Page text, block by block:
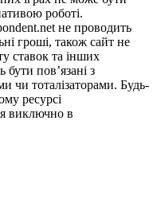
роботі.
не проводить
гроші, також сайт не
ставок та інших
бути пов’язані з
чи тоталізаторами. Будь-
ресурсі
виключно в